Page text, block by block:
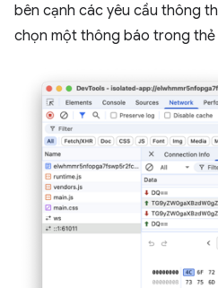
bên cạnh các yêu cầu thông
chọn một thông báo trong thẻ